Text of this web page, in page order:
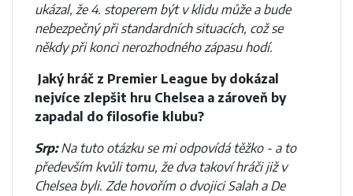
ukázal, že 4. stoperem být v klidu může a bude
nebezpečný při standardních situacích, což se
někdy při konci nerozhodného zápasu hodí.
Jaký hráč z Premier League by dokázal
nejvíce zlepšit hru Chelsea a zároveň by
zapadal do filosofie klubu?
Srp:Na tuto otázku se mi odpovídá těžko - a to
především kvůli tomu, že dva takoví hráči již v
Chelsea byli. Zde hovořím o dvojici Salah a De